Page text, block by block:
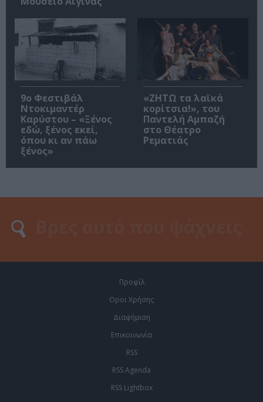
9ο Φεστιβάλ
Ντοκιμαντέρ
Καρύστου – «Ξένος
εδώ, ξένος εκεί,
όπου κι αν πάω
ξένος»
«ΖΗΤΩ τα λαϊκά
κορίτσια!», του
Παντελή Αμπαζή
στο Θέατρο
Ρεματιάς
Προφίλ
Οροι Χρήσης
Διαφήμιση
Επικοινωνία
RSS
RSS Agenda
RSS Lightbox